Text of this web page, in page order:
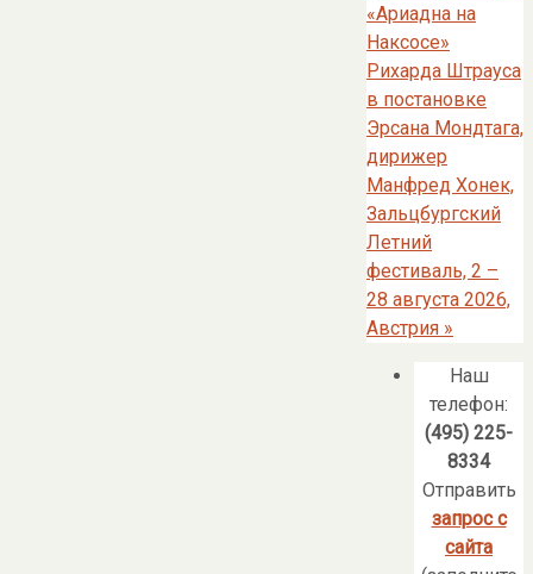
«Ариадна на
Наксосе»
Рихарда Штрауса
в постановке
Эрсана Мондтага,
дирижер
Манфред Хонек,
Зальцбургский
Летний
фестиваль, 2 –
28 августа 2026,
Австрия »
Наш
телефон:
(495) 225-
8334
Отправить
запрос с
сайта